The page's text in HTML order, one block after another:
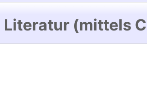
(mittels